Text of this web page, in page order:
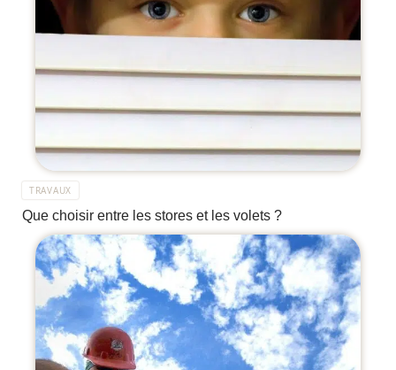
TRAVAUX
Que choisir entre les stores et les volets ?